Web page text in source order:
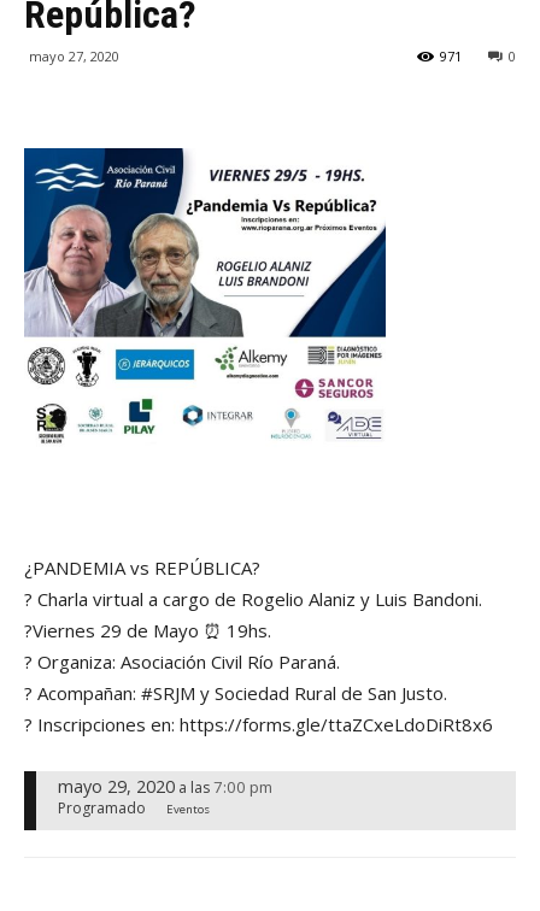
República?
mayo 27, 2020 0
971
¿PANDEMIA vs REPÚBLICA?
? Charla virtual a cargo de Rogelio Alaniz y Luis Bandoni.
?Viernes 29 de Mayo ⏰ 19hs.
? Organiza: Asociación Civil Río Paraná.
? Acompañan: #SRJM y Sociedad Rural de San Justo.
? Inscripciones en: https://forms.gle/ttaZCxeLdoDiRt8x6
mayo 29, 2020 a las7:00 pm
Programado Eventos